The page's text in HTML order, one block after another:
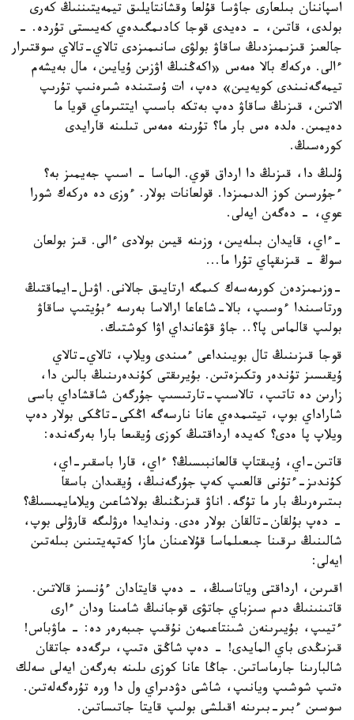
اسپاننان بىلعارى جاۋسا قۇلعا وقشانتايلىق تيمەيتىننىڭ كەرى
بولدى، قاتىن، - دەيدى قوجا كادىمگىدەي كەيىستى تۇردە. -
جالعىز قىزىمىزدىڭ ساقاۋ بولۋى سانىمىزدى تالاي-تالاي سوقتىرار
ءالى. ەركەك بالا ەمەس «اكەڭنىڭ اۋزىن ۇيايىن، مال بەيشەم
تيمەگەنىندى كويەيىن» دەپ، ات ۇستىندە شىرەنىپ تۇرىپ
الاتىن، قىزىڭ ساقاۋ دەپ بەتكە باسىپ ايتتىرماي قويا ما
دەيمىن. ەلدە ەس بار ما؟ تۇرىنە ەمەس تىلىنە قارايدى
كورەسىڭ.
ۇلىڭ دا، قىزىڭ دا ارداق قوي. الماسا - اسىپ جەيمىز بە؟
ءجۇرسىن كوز الدىمىزدا. قولعانات بولار. ءوزى دە ەركەك شورا
عوي، - دەگەن ايەلى.
-ءاي، قايدان بىلەيىن، وزىنە قيىن بولادى ءالى. قىز بولعان
سوڭ - قىزىقپاي تۇرا ما...
-وزىمىزدەن كورمەسەك كىمگە ارتايىق جالانى. اۋىل-ايماقتىڭ
ورتاسىندا ءوسىپ، بالا-شاعاعا ارالاسا بەرسە ءبۇيتىپ ساقاۋ
بولىپ قالماس پا؟.. جاۋ قۋعانداي اۋا كوشتىك.
قوجا قىزىنىڭ تال بويىنداعى ءمىندى ويلاپ، تالاي-تالاي
ۇيقىسىز تۇندەر وتكىزەتىن. بۇيرىقتى كۇندەرىنىڭ بالىن دا،
زارىن دە تاتىپ، تالاسىپ-تارتىسىپ جۇرگەن شاقشاداي باسى
شاراداي بوپ، تيتىمدەي عانا نارسەگە اڭكى-تاڭكى بولار دەپ
ويلاپ پا ەدى؟ كەيدە ارداقتىڭ كوزى ۇيقىعا بارا بەرگەندە:
قاتىن-اي، ۇيىقتاپ قالعانبىسىڭ؟ ءاي، قارا باسقىر-اي،
كۇندىز-ءتۇنى قالعىپ كەپ جۇرگەنىڭ، ۇيقىدان باسقا
بىتىرەرىڭ بار ما تۇگە. اناۋ قىزىڭنىڭ بولاشاعىن ويلامايمىسىڭ؟
- دەپ بۇلقان-تالقان بولار ەدى. وندايدا ەرۋلىگە قارۋلى بوپ،
شالىنىڭ ىرقىنا جىعىلماسا قۇلاعىنان مازا كەتپەيتىنىن بىلەتىن
ايەلى:
اقىرىن، ارداقتى وياتاسىڭ، - دەپ قايتادان ءۇنسىز قالاتىن.
قاتىنىنىڭ دىم سىزباي جاتۋى قوجانىڭ شامىنا ودان ءارى
ءتيىپ، بۇيىرىنەن شىنتاعىمەن نۇقىپ جىبەرەر دە: - ماۋباس!
قىزىڭدى باي المايدى! - دەپ شاڭق ەتىپ، ىرگەدە جاتقان
شالبارىنا جارماساتىن. جاڭا عانا كوزى ىلىنە بەرگەن ايەلى سەلك
ەتىپ شوشىپ ويانىپ، شاشى دۋدىراي ول دا ورە تۇرەگەلەتىن.
سوسىن ءبىر-بىرىنە اقىلشى بولىپ قايتا جاتىساتىن.